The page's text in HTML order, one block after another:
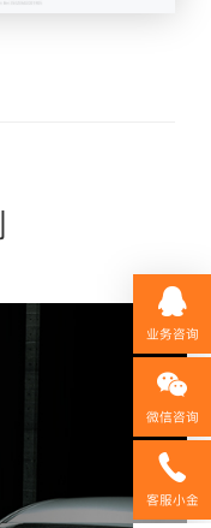
业务咨询
微信咨询
客服小金